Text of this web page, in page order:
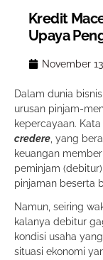
Kredit
Upaya
November
Dalam dunia
urusan pinjam-
kepercayaan. Kata
credere , yang
keuangan
peminjam
pinjaman beserta
Namun, seiring
kalanya debitur
kondisi usaha
situasi ekonomi